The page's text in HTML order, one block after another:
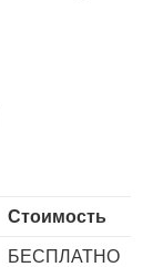
Стоимость
БЕСПЛАТНО